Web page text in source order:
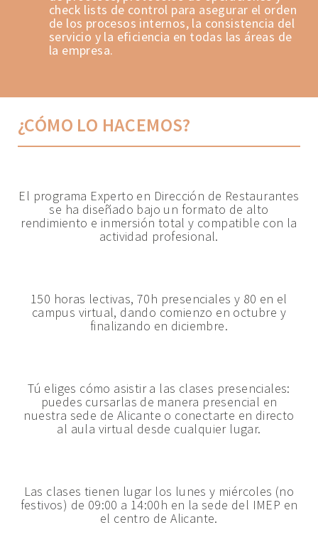
check lists de control para asegurar el orden
de los procesos internos, la consistencia del
servicio y la eficiencia en todas las áreas de
la empresa.
¿CÓMO LO HACEMOS?
El programa Experto en Dirección de Restaurantes
se ha diseñado bajo un formato de alto
rendimiento e inmersión total y compatible con la
actividad profesional.
150 horas lectivas, 70h presenciales y 80 en el
campus virtual, dando comienzo en octubre y
finalizando en diciembre.
Tú eliges cómo asistir a las clases presenciales:
puedes cursarlas de manera presencial en
nuestra sede de Alicante o conectarte en directo
al aula virtual desde cualquier lugar.
Las clases tienen lugar los lunes y miércoles (no
festivos) de 09:00 a 14:00h en la sede del IMEP en
el centro de Alicante.